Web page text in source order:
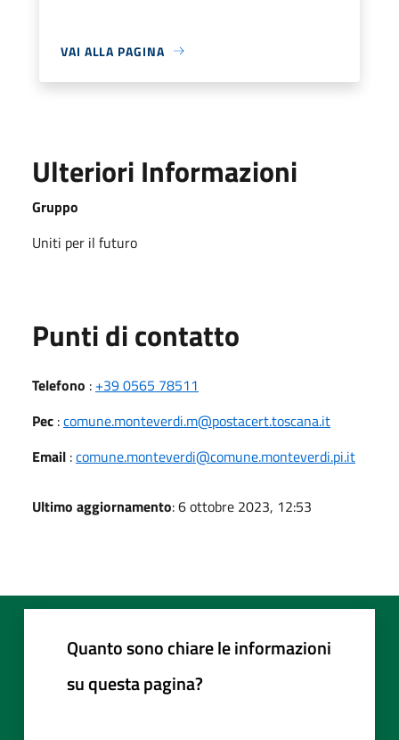
VAI ALLA PAGINA
Ulteriori Informazioni
Gruppo
Uniti per il futuro
Punti di contatto
Telefono : +39 0565 78511
Pec :comune.monteverdi.m@postacert.toscana.it
Email :comune.monteverdi@comune.monteverdi.pi.it
Ultimo aggiornamento: 6 ottobre 2023, 12:53
Quanto sono chiare le informazioni
su questa pagina?